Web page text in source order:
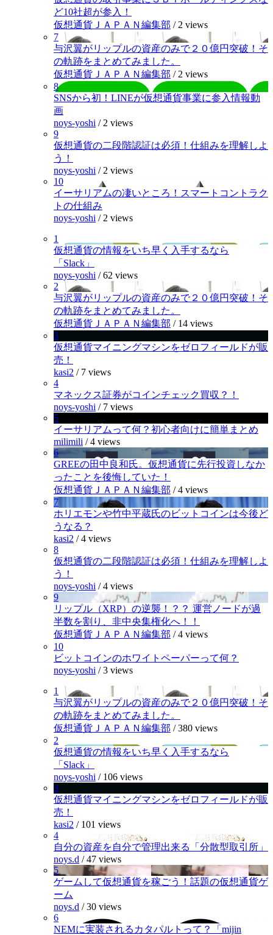
ど10社超が参入！
仮想通貨ＪＡＰＡＮ編集部 / 2 views
7
与沢翼がリップルの資産のみで２０億円突破！そ
の軌跡をまとめてみました。
仮想通貨ＪＡＰＡＮ編集部 / 2 views
8
SNSから初！LINEが仮想通貨事業に参入情報動
画
noys-yoshi / 2 views
9
仮想通貨の二段階認証は必須！仕組みを理解しよ
う！
noys-yoshi / 2 views
10
イーサリアムの凄いところ！スマートコントラク
トの仕組み
noys-yoshi / 2 views
1
仮想通貨の情報をいち早く入手するなら
「Slack」
noys-yoshi /62 views
2
与沢翼がリップルの資産のみで２０億円突破！そ
の軌跡をまとめてみました。
仮想通貨ＪＡＰＡＮ編集部 / 14 views
3
仮想通貨マイニングマシンをゼロフィールドが販
売！
kasi2 / 7 views
4
マネックス証券がコインチェック買収？！
noys-yoshi / 7 views
5
イーサリアムって何？初心者向けに簡単まとめ
milimili /4 views
6
GREEの田中良和氏。仮想通貨に先行投資しなか
ったことを後悔していた！
仮想通貨ＪＡＰＡＮ編集部 /4 views
7
ホリエモンや竹中平蔵氏のビットコインは今後ど
うなる？
kasi2 /4 views
8
仮想通貨の二段階認証は必須！仕組みを理解しよ
う！
noys-yoshi /4 views
9
リップル（XRP）の逆襲！？？ 運営ノードが過
半数を割り、非中央集権化へ！！
仮想通貨ＪＡＰＡＮ編集部 /4 views
10
ビットコインのホワイトペーパーって何？
noys-yoshi /3 views
1
与沢翼がリップルの資産のみで２０億円突破！そ
の軌跡をまとめてみました。
仮想通貨ＪＡＰＡＮ編集部 /380 views
2
仮想通貨の情報をいち早く入手するなら
「Slack」
noys-yoshi / 106 views
3
仮想通貨マイニングマシンをゼロフィールドが販
売！
kasi2 / 101 views
4
自分の資産を自分で管理出来る「分散型取引所」
noys.d /47 views
5
ゲームして仮想通貨を稼ごう！話題の仮想通貨ゲ
ーム
noys.d /30 views
6
NEMに実装されるカタパルトって？「mijin